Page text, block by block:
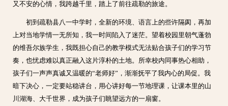
又不安的心情，我跨越千里，踏上了前往疏勒的旅途。
初到疏勒县八一中学时，全新的环境、语言上的些许隔阂，再加
上对当地学情一无所知，我一时间陷入了迷茫。望着校园里朝气蓬勃
的维吾尔族学生，我既担心自己的教学模式无法贴合孩子们的学习节
奏，也忧虑难以真正融入这片淳朴的土地。所幸校内同事热心相助，
孩子们一声声真诚又温暖的“老师好”，渐渐抚平了我内心的局促。我
暗下决心，一定要站稳讲台，用心讲好每一节地理课，让课本里的山
川湖海、大千世界，成为孩子们眺望远方的一扇窗。